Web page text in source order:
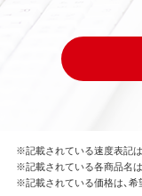
※記載されている速度表記は
※記載されている各商品名は
※記載されている価格は、希